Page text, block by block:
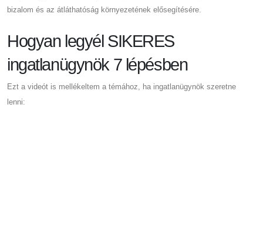
bizalom és az átláthatóság környezetének elősegítésére.
Hogyan legyél SIKERES
ingatlanügynök 7 lépésben
Ezt a videót is mellékeltem a témához, ha ingatlanügynök szeretne
lenni: